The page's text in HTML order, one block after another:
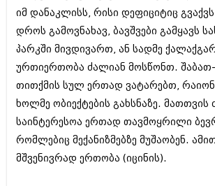
იმ დანაკლისს, რისი დეფიციტიც
დროს გამოვნახავ, ბავშვები გამყავს
პარკში მივდივართ, ან სადმე
ურთიერთობა ძალიან მოსწონთ.
თითქმის სულ ერთად ვატარებთ,
ხოლმე ობიექტების გახსნაზე. მათთვის
საინტერესოა ერთად თავმოყრილი
რომლებიც მექანიზმებზე მუშაობენ.
მშვენივრად ერთობა (იცინის).